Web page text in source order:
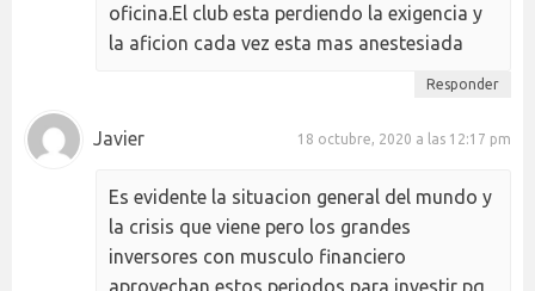
oficina.El club esta perdiendo la exigencia y
la aficion cada vez esta mas anestesiada
Responder
Javier 18 octubre, 2020 a las 12:17 pm
Es evidente la situacion general del mundo y
la crisis que viene pero los grandes
inversores con musculo financiero
aprovechan estos periodos para investir pq